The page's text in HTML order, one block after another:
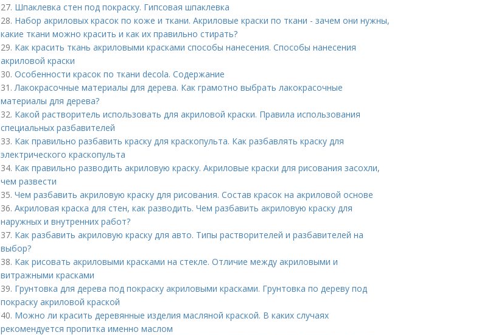
27. Шпаклевка стен под покраску. Гипсовая шпаклевка
28. Набор акриловых красок по коже и ткани. Акриловые краски по ткани - зачем они нужны,
какие ткани можно красить и как их правильно стирать?
29. Как красить ткань акриловыми красками способы нанесения. Способы нанесения
акриловой краски
30. Особенности красок по ткани decola. Содержание
31.Лакокрасочные материалы для дерева. Как грамотно выбрать лакокрасочные
материалы для дерева?
32. Какой растворитель использовать для акриловой краски. Правила использования
специальных разбавителей
33. Как правильно разбавить краску для краскопульта. Как разбавлять краску для
электрического краскопульта
34. Как правильно разводить акриловую краску. Акриловые краски для рисования засохли,
чем развести
35. Чем разбавить акриловую краску для рисования. Состав красок на акриловой основе
36. Акриловая краска для стен, как разводить. Чем разбавить акриловую краску для
наружных и внутренних работ?
37. Как разбавить акриловую краску для авто. Типы растворителей и разбавителей на
выбор?
38. Как рисовать акриловыми красками на стекле. Отличие между акриловыми и
витражными красками
39. Грунтовка для дерева под покраску акриловыми красками. Грунтовка по дереву под
покраску акриловой краской
40. Можно ли красить деревянные изделия масляной краской. В каких случаях
рекомендуется пропитка именно маслом